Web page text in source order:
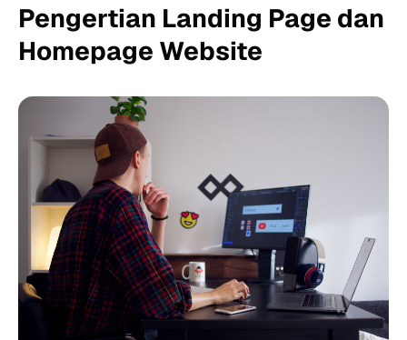
Pengertian Landing Page dan
Homepage Website